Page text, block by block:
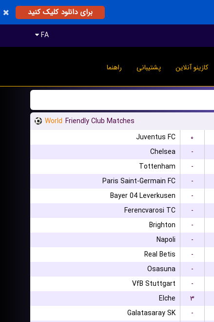
برای دانلود کلیک کنید
FA
کازینو آنلاین پشتیبانی راهنما
World Friendly Club Matches
Juventus FC
۰
Chelsea
-
Tottenham
-
Paris Saint-Germain FC
-
Bayer 04 Leverkusen
-
Ferencvarosi TC
-
Brighton
-
Napoli
-
Real Betis
-
Osasuna
-
VfB Stuttgart
-
Elche
۳
Galatasaray SK
-